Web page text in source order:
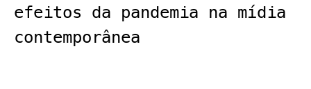
efeitos da pandemia na mídia
contemporânea